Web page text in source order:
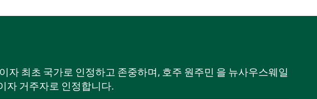
최초 국가로 인정하고 존중하며, 호주 원주민 을 뉴사우스웨일
자 거주자로 인정합니다.